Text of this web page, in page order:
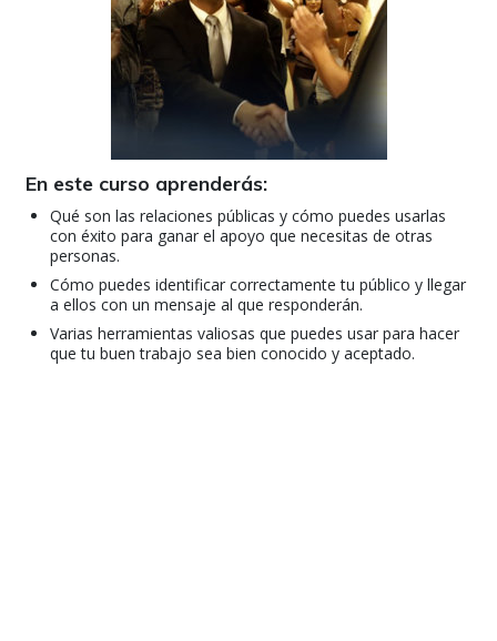
En este curso aprenderás:
Qué son las relaciones públicas y cómo puedes usarlas
con éxito para ganar el apoyo que necesitas de otras
personas.
Cómo puedes identificar correctamente tu público y llegar
a ellos con un mensaje al que responderán.
Varias herramientas valiosas que puedes usar para hacer
que tu buen trabajo sea bien conocido y aceptado.